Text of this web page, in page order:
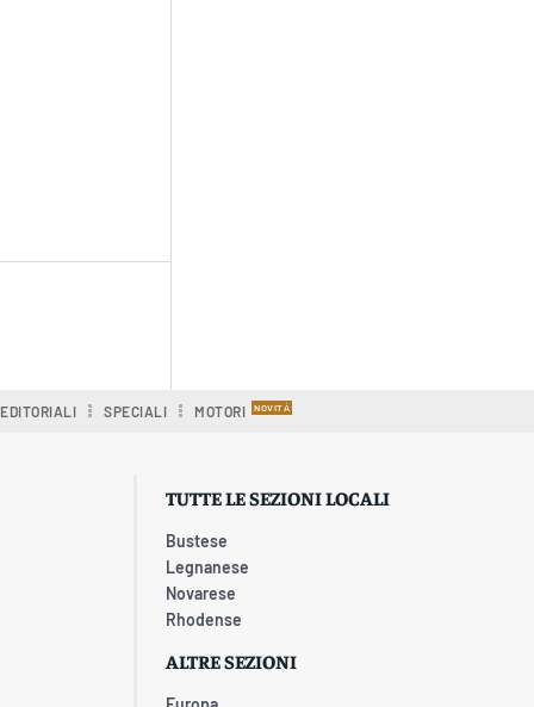
EDITORIALI SPECIALI MOTORI
TUTTE LE SEZIONI LOCALI
Bustese
Legnanese
Novarese
Rhodense
ALTRE SEZIONI